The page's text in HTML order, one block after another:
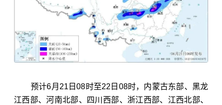
预计6月21日08时至22日08时，内蒙古东部、 黑龙
江西部、河南北部、四川西部、浙江西部、江西北部、